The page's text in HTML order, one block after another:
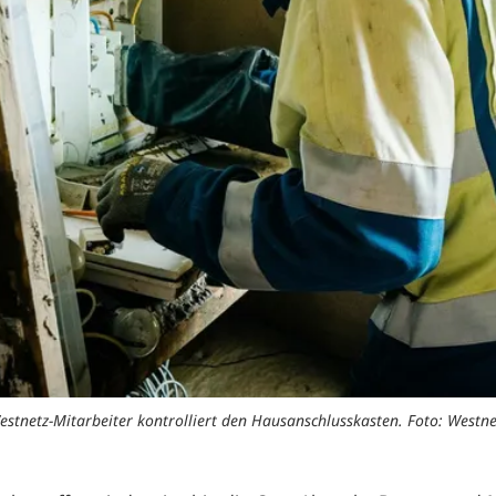
Mitarbeiter kontrolliert den Hausanschlusskasten. Foto: